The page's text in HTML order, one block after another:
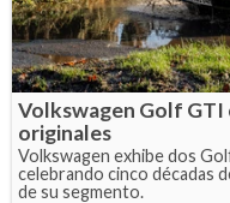
Volkswagen Golf GTI
originales
Volkswagen exhibe dos
celebrando cinco décadas
de su segmento.